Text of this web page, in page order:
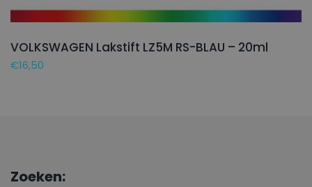
VOLKSWAGEN Lakstift LZ5M RS-BLAU – 20ml
€16,50
Zoeken: